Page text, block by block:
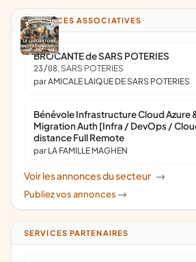
ANNONCES ASSOCIATIVES
BROCANTE de SARS POTERIES
23/08, SARS POTERIES
par AMICALE LAIQUE DE SARS POTERIES
Bénévole Infrastructure Cloud Azure
Migration Auth [Infra / DevOps /
distance Full Remote
par LA FAMILLE MAGHEN
Voir les annonces du secteur ->
Publiez vos annonces ->
SERVICES PARTENAIRES